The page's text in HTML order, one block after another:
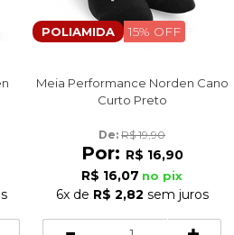
POLIAMIDA 15% OFF
Meia Performance Norden Cano
Curto Preto
De: R$ 19,90
Por: R$ 16,90
R$ 16,07 no pix
6xde R$ 2,82 sem juros